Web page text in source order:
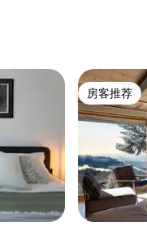
房客推荐
房客推荐